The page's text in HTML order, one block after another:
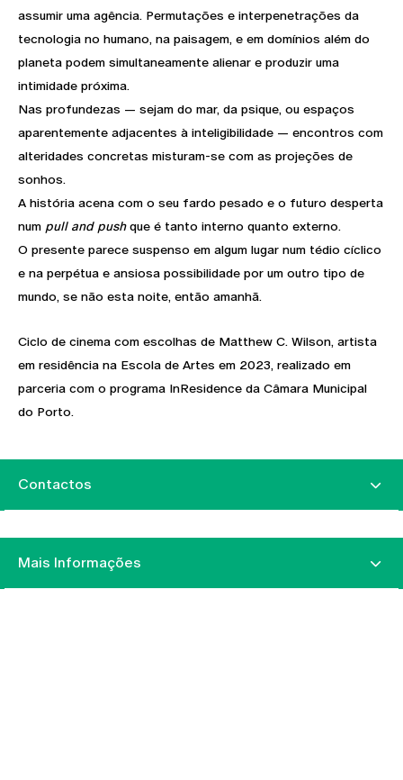
assumir uma agência. Permutações e interpenetrações da
tecnologia no humano, na paisagem, e em domínios além do
planeta podem simultaneamente alienar e produzir uma
intimidade próxima.
Nas profundezas — sejam do mar, da psique, ou espaços
aparentemente adjacentes à inteligibilidade — encontros com
alteridades concretas misturam-se com as projeções de
sonhos.
A história acena com o seu fardo pesado e o futuro desperta
num pull and pushque é tanto interno quanto externo.
O presente parece suspenso em algum lugar num tédio cíclico
e na perpétua e ansiosa possibilidade por um outro tipo de
mundo, se não esta noite, então amanhã.
Ciclo de cinema com escolhas de Matthew C. Wilson, artista
em residência na Escola de Artes em 2023, realizado em
parceria com o programa InResidence da Câmara Municipal
do Porto.
Contactos
Mais Informações